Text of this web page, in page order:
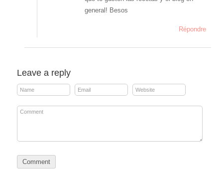
general! Besos
Répondre
Leave a reply